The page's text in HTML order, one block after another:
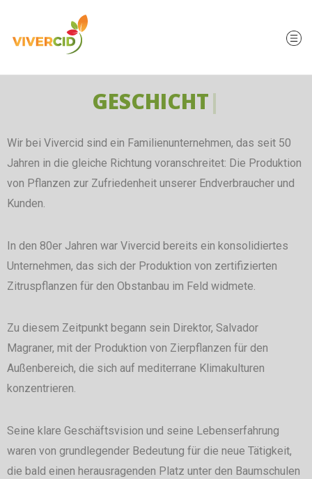
GESCHICHTE​
Wir bei Vivercid sind ein Familienunternehmen, das seit 50
Jahren in die gleiche Richtung voranschreitet: Die Produktion
von Pflanzen zur Zufriedenheit unserer Endverbraucher und
Kunden.
In den 80er Jahren war Vivercid bereits ein konsolidiertes
Unternehmen, das sich der Produktion von zertifizierten
Zitruspflanzen für den Obstanbau im Feld widmete.
Zu diesem Zeitpunkt begann sein Direktor, Salvador
Magraner, mit der Produktion von Zierpflanzen für den
Außenbereich, die sich auf mediterrane Klimakulturen
konzentrieren.
Seine klare Geschäftsvision und seine Lebenserfahrung
waren von grundlegender Bedeutung für die neue Tätigkeit,
die bald einen herausragenden Platz unter den Baumschulen